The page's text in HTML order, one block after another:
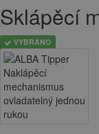
Sklápěcí
VYBRÁNO